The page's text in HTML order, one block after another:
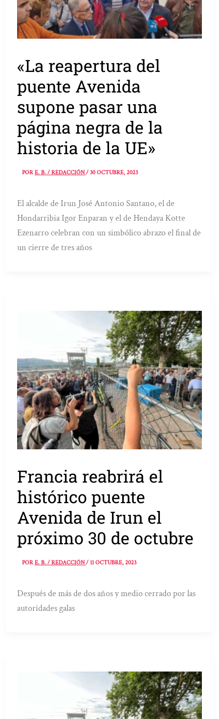
«La reapertura del
puente Avenida
supone pasar una
página negra de la
historia de la UE»
PORE. B. / REDACCIÓN/30 OCTUBRE, 2023
El alcalde de Irun José Antonio Santano, el de
Hondarribia Igor Enparan y el de Hendaya Kotte
Ezenarro celebran con un simbólico abrazo el final de
un cierre de tres años
Francia reabrirá el
histórico puente
Avenida de Irun el
próximo 30 de octubre
PORE. B. / REDACCIÓN/11 OCTUBRE, 2023
Después de más de dos años y medio cerrado por las
autoridades galas